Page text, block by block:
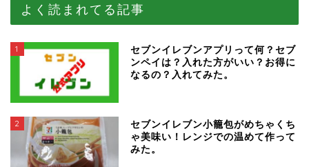
よく読まれてる記事
1
セブンイレブンアプリって何？セブ
ンペイは？入れた方がいい？お得に
なるの？入れてみた。
2
セブンイレブン小籠包がめちゃくち
ゃ美味い！レンジでの温めて作って
みた。